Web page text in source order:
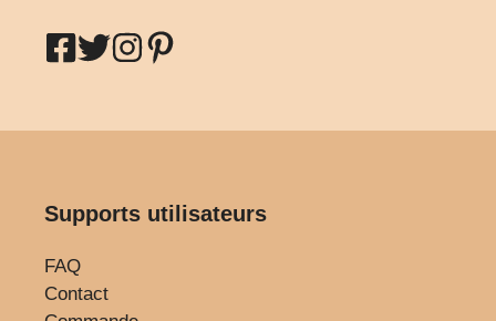
Supports utilisateurs
FAQ
Contact